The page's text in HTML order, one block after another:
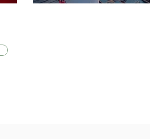
atrai, mas você